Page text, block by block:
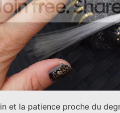
et la patience proche du